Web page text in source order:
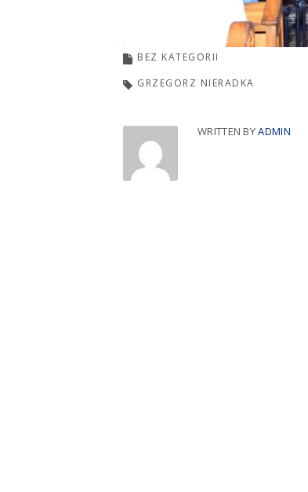
BEZ KATEGORII
GRZEGORZ NIERADKA
WRITTEN BYADMIN